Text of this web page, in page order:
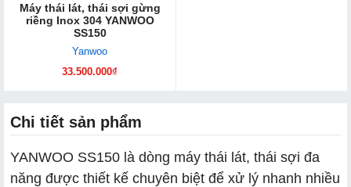
Máy thái lát, thái sợi gừng
riềng Inox 304 YANWOO
SS150
Yanwoo
33.500.000₫
Chi tiết sản phẩm
YANWOO SS150 là dòng máy thái lát, thái sợi đa
năng được thiết kế chuyên biệt để xử lý nhanh nhiều